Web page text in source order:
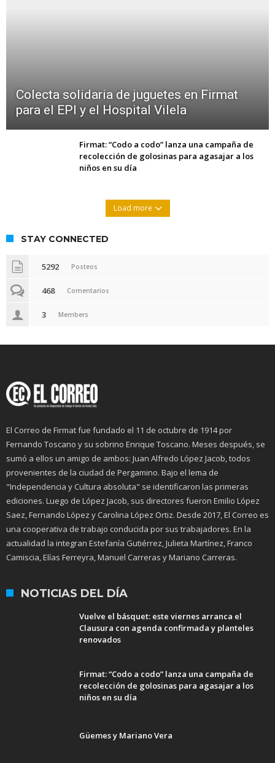
Colecta solidaria de juguetes en Firmat
para el EPI y el Hospital Vilela
Firmat: “Codo a codo” lanza una campaña de
recolección de golosinas para agasajar a los
niños en su día
Load more
STAY CONNECTED
5292 Posteos
468 Comentarios
3 Members
El Correo de Firmat fue fundado el 11 de octubre de 1914 por
Fernando Toscano y su sobrino Enrique Toscano. Meses después, se
sumó a ellos un amigo de ambos: Juan Alfredo López Jacob, todos
provenientes de la ciudad de Pergamino. Bajo el lema de
"Independencia y Cultura absoluta" se identificaron las primeras
ediciones. Luego de López Jacob, sus directores fueron Emilio López
Saez, Fernando López y Carolina López Ortiz. Desde 2017, El Correo es
una cooperativa de trabajo conducida por sus trabajadores. En la
actualidad la integran Estefanía Gutiérrez, Julieta Martínez, Franco
Camiscia, Elías Ferreyra, Manuel Carreras y Mariano Carreras.
NOTICIAS DEL DÍA
Vuelve el básquet: este viernes arranca el
Clausura con agenda confirmada y planteles
renovados
Firmat: “Codo a codo” lanza una campaña de
recolección de golosinas para agasajar a los
niños en su día
Güemes y Mariano Vera